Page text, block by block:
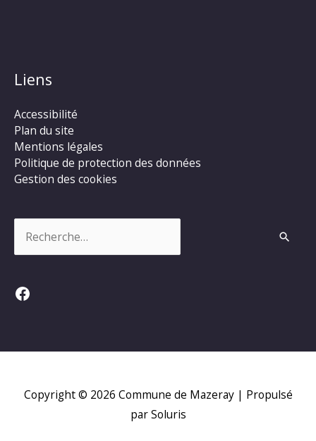
Liens
Accessibilité
Plan du site
Mentions légales
Politique de protection des données
Gestion des cookies
Facebook
Copyright © 2026 Commune de Mazeray| Propulsé
par Soluris